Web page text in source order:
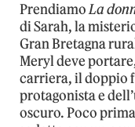
PrendiamoLa
di Sarah, la
Gran Bretagna
Meryl deve
carriera, il doppio
protagonista e
oscuro. Poco